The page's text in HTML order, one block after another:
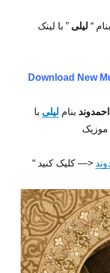
بنام “ لیلی ” با لینک
Download New
بنام لیلی با
موزیک
<— کلیک کنید “